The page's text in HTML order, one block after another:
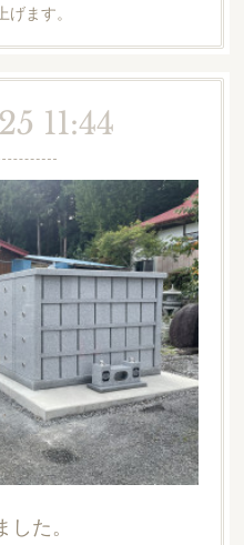
ます。
11:44
た。